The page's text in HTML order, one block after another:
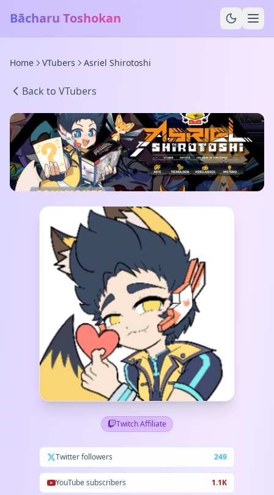
Bācharu Toshokan
Home VTubers Asriel Shirotoshi
Back to VTubers
Twitch Affiliate
Twitter followers 249
YouTube subscribers 1.1K